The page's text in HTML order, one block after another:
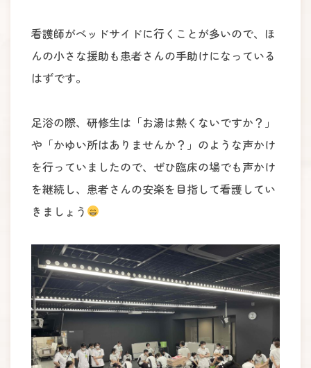
看護師がベッドサイドに行くことが多いので、ほ
んの小さな援助も患者さんの手助けになっている
はずです。
足浴の際、研修生は「お湯は熱くないですか？」
や「かゆい所はありませんか？」のような声かけ
を行っていましたので、ぜひ臨床の場でも声かけ
を継続し、患者さんの安楽を目指して看護してい
きましょう